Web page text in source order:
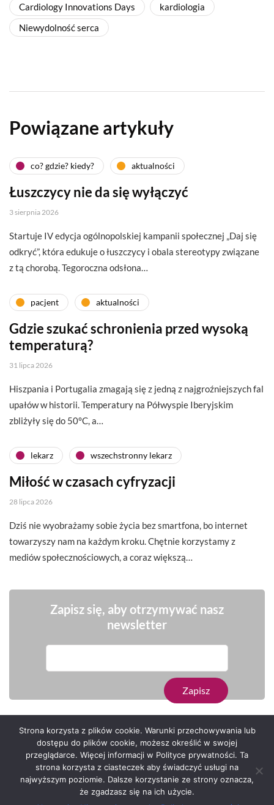
Cardiology Innovations Days
kardiologia
Niewydolność serca
Powiązane artykuły
co? gdzie? kiedy? aktualności
Łuszczycy nie da się wyłączyć
3 sierpnia 2026
Startuje IV edycja ogólnopolskiej kampanii społecznej „Daj się
odkryć”, która edukuje o łuszczycy i obala stereotypy związane
z tą chorobą. Tegoroczna odsłona…
pacjent aktualności
Gdzie szukać schronienia przed wysoką
temperaturą?
31 lipca 2026
Hiszpania i Portugalia zmagają się z jedną z najgroźniejszych fal
upałów w historii. Temperatury na Półwyspie Iberyjskim
zbliżyły się do 50°C, a…
lekarz wszechstronny lekarz
Miłość w czasach cyfryzacji
28 lipca 2026
Dziś nie wyobrażamy sobie życia bez smartfona, bo internet
towarzyszy nam na każdym kroku. Chętnie korzystamy z
mediów społecznościowych, a coraz większą…
Zapisz się, aby otrzymywać nasz
newsletter
Serwis zaprojektował Grzegorz Sztank .
Strona korzysta z plików cookie. Warunki przechowywania lub
dostępu do plików cookie, możesz określić w swojej
przeglądarce. Więcej informacji w Polityce prywatności. Ta
strona korzysta z ciasteczek aby świadczyć usługi na
najwyższym poziomie. Dalsze korzystanie ze strony oznacza,
że zgadzasz się na ich użycie.